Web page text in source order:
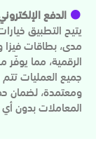
الدفع
يتيح التطبيق
مدى، بطاقات فيزا
الرقمية، مما
جميع العمليات
ومعتمدة، لضمان
المعاملات بدون